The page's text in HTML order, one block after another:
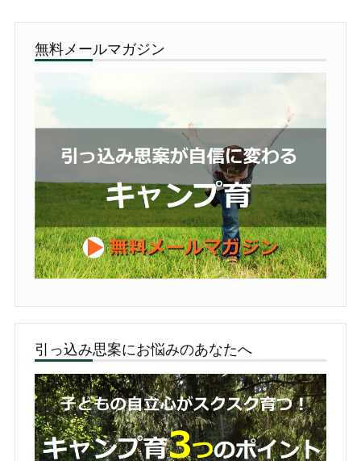
無料メールマガジン
引っ込み思案にお悩みのあなたへ